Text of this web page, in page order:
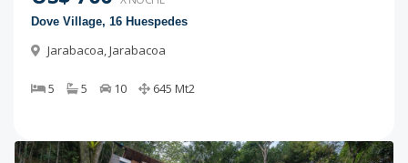
Dove Village, 16 Huespedes
Jarabacoa,Jarabacoa
5 5 10 645 Mt2